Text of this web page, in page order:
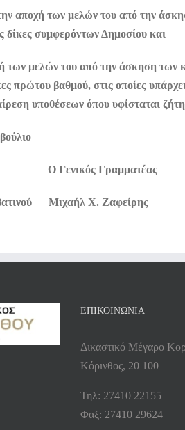
αποχή των μελών του από την
δίκες συμφερόντων Δημοσίου και
των μελών του από την άσκηση των
πρώτου βαθμού, στις οποίες
υποθέσεων όπου υφίσταται
Γραμματέας
Μιχαήλ Χ. Ζαφείρης
ΕΠΙΚΟΙΝΩΝΙΑ
Δικαστικό Μέγαρο
Κόρινθος, 20 100
Τηλ: 27410 22155
Φαξ: 27410 29624